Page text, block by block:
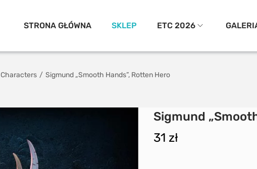
STRONA GŁÓWNA SKLEP ETC 2026
Characters / Sigmund „Smooth Hands”, Rotten Hero
Sigmund
31 zł